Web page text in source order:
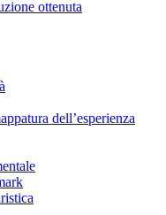
ottenuta
dell’esperienza